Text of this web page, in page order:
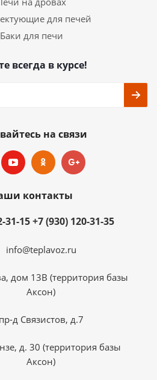
для печей
Баки для печи
всегда в курсе!
на связи
контакты
31-15+7 (930) 120-31-35
info@teplavoz.ru
дом 13В (территория базы
Аксон)
пр-д Связистов, д.7
д. 30 (территория базы
Аксон)